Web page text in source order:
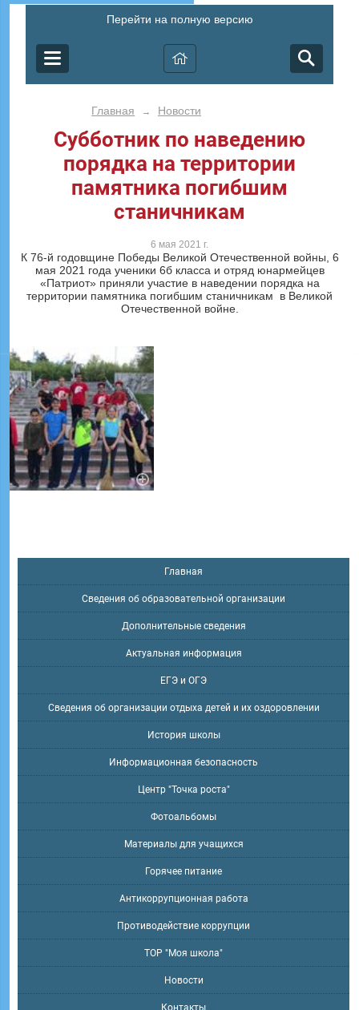
Перейти на полную версию
Главная → Новости
Субботник по наведению
порядка на территории
памятника погибшим
станичникам
6 мая 2021 г.
К 76-й годовщине Победы Великой Отечественной войны, 6
мая 2021 года ученики 6б класса и отряд юнармейцев
«Патриот» приняли участие в наведении порядка на
территории памятника погибшим станичникам в Великой
Отечественной войне.
Главная
Сведения об образовательной организации
Дополнительные сведения
Актуальная информация
ЕГЭ и ОГЭ
Сведения об организации отдыха детей и их оздоровлении
История школы
Информационная безопасность
Центр "Точка роста"
Фотоальбомы
Материалы для учащихся
Горячее питание
Антикоррупционная работа
Противодействие коррупции
ТОР "Моя школа"
Новости
Контакты